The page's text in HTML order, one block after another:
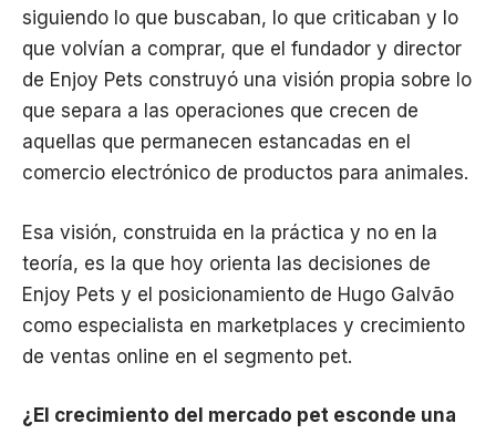
siguiendo lo que buscaban, lo que criticaban y lo
que volvían a comprar, que el fundador y director
de Enjoy Pets construyó una visión propia sobre lo
que separa a las operaciones que crecen de
aquellas que permanecen estancadas en el
comercio electrónico de productos para animales.
Esa visión, construida en la práctica y no en la
teoría, es la que hoy orienta las decisiones de
Enjoy Pets y el posicionamiento de Hugo Galvão
como especialista en marketplaces y crecimiento
de ventas online en el segmento pet.
¿El crecimiento del mercado pet esconde una